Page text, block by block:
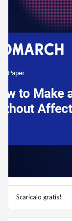
Scaricalo gratis!